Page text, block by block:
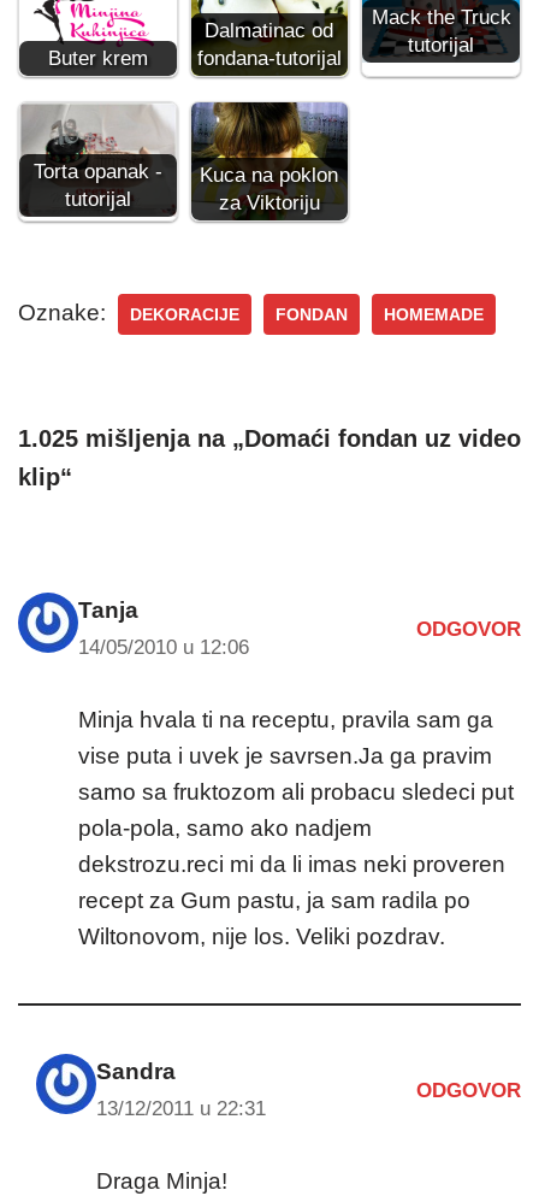
Buter krem
Dalmatinac od
fondana-tutorijal
Mack the Truck
tutorijal
Torta opanak -
tutorijal
Kuca na poklon
za Viktoriju
Oznake: DEKORACIJE FONDAN HOMEMADE
1.025 mišljenja na „Domaći fondan uz video
klip“
Tanja
14/05/2010 u 12:06
ODGOVOR
Minja hvala ti na receptu, pravila sam ga
vise puta i uvek je savrsen.Ja ga pravim
samo sa fruktozom ali probacu sledeci put
pola-pola, samo ako nadjem
dekstrozu.reci mi da li imas neki proveren
recept za Gum pastu, ja sam radila po
Wiltonovom, nije los. Veliki pozdrav.
Sandra
13/12/2011 u 22:31
ODGOVOR
Draga Minja!